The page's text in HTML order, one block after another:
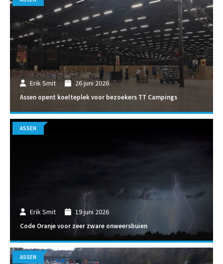
Erik Smit 26 juni 2026
Assen opent koelteplek voor bezoekers TT Campings
Erik Smit 19 juni 2026
Code Oranje voor zeer zware onweersbuien
ASSEN
ASSEN